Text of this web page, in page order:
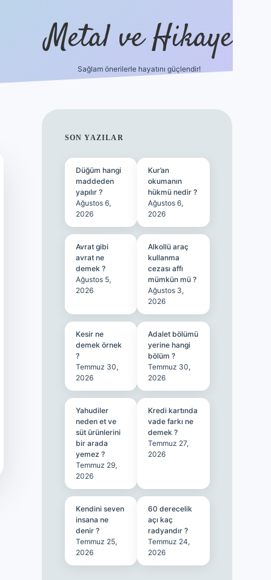
Metal ve Hikaye
Sağlam önerilerle hayatını güçlendir!
SIDEBAR
SON YAZILAR
Düğüm hangi
maddeden
yapılır ?
Ağustos 6,
2026
Kur’an
okumanın
hükmü nedir ?
Ağustos 6,
2026
Avrat gibi
avrat ne
demek ?
Ağustos 5,
2026
Alkollü araç
kullanma
cezası affı
mümkün mü ?
Ağustos 3,
2026
Kesir ne
demek örnek
?
Temmuz 30,
2026
Adalet bölümü
yerine hangi
bölüm ?
Temmuz 30,
2026
Yahudiler
neden et ve
süt ürünlerini
bir arada
yemez ?
Temmuz 29,
2026
Kredi kartında
vade farkı ne
demek ?
Temmuz 27,
2026
Kendini seven
insana ne
denir ?
Temmuz 25,
2026
60 derecelik
açı kaç
radyandır ?
Temmuz 24,
2026
https://betci.co/ vdcasino güncel